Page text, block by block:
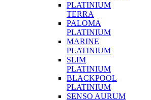
PLATINIUM
TERRA
PALOMA
PLATINIUM
MARINE
PLATINIUM
SLIM
PLATINIUM
BLACKPOOL
PLATINIUM
SENSO AURUM